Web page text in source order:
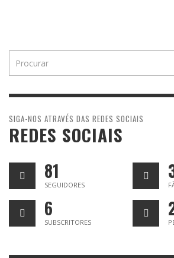
SIGA-NOS ATRAVÉS DAS REDES SOCIAIS
REDES SOCIAIS
81
SEGUIDORES
6
SUBSCRITORES